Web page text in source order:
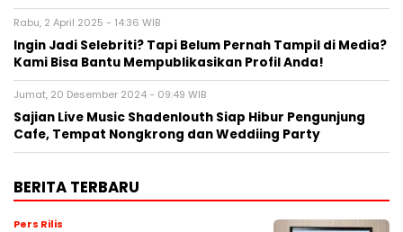
Rabu, 2 April 2025 - 14:36 WIB
Ingin Jadi Selebriti? Tapi Belum Pernah Tampil di Media?
Kami Bisa Bantu Mempublikasikan Profil Anda!
Jumat, 20 Desember 2024 - 09:49 WIB
Sajian Live Music Shadenlouth Siap Hibur Pengunjung
Cafe, Tempat Nongkrong dan Weddiing Party
BERITA TERBARU
Pers Rilis